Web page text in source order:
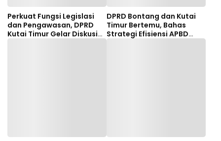
Perkuat Fungsi Legislasi
dan Pengawasan, DPRD
Kutai Timur Gelar Diskusi
DPRD Bontang dan Kutai
Timur Bertemu, Bahas
Strategi Efisiensi APBD